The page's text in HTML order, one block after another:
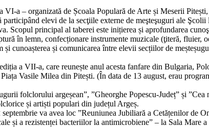
VI-a – organizată de Școala Populară de Arte și Meserii
elevi de la secţiile externe de meşteşuguri ale
principal al taberei este inițierea și aprofundarea
în lemn, confecționare instrumente muzicale (ţiteră, fluier,
și comunicarea între elevii secțiilor de
a VII-a, care reunește anul acesta fanfare din Bulgaria,
Vasile Milea din Pitești. (În data de 13 august, erau
folclorului argeșean”, ”Gheorghe Popescu-Județ” și ”Cea
și artiști populari din județul Argeș.
septembrie va avea loc ”Reuniunea Jubiliară a Cetățenilor de
și a rezistenței bacteriilor la antimicrobiene” – la Sala Mare